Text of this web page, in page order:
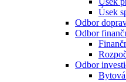
Úsek
Odbor
Odbor
Odbor